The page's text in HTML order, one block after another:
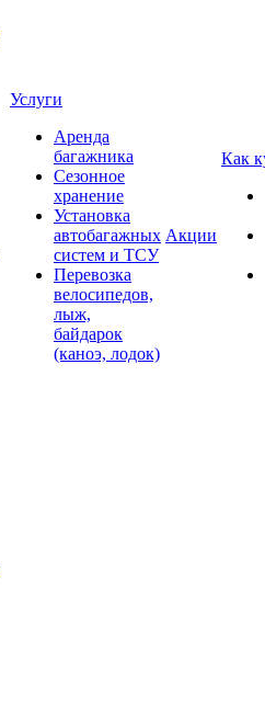
Услуги
Аренда
багажника
Сезонное
хранение
Установка
автобагажных
систем и ТСУ
Перевозка
велосипедов,
лыж,
байдарок
(каноэ, лодок)
Акции
Как